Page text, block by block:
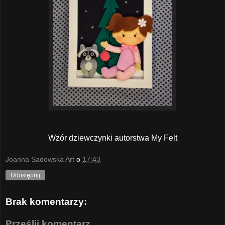
Wzór dziewczynki autorstwa My Felt
Joanna Sadowska Art o 17:43
Udostępnij
Brak komentarzy: